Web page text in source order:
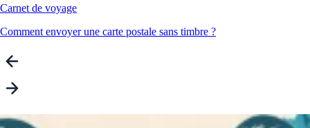
Carnet de voyage
Comment envoyer une carte postale sans timbre ?